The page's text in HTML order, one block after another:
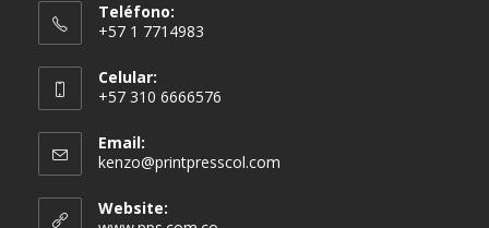
Teléfono:
+57 1 7714983
Celular:
+57 310 6666576
Email:
kenzo@printpresscol.com
Website: